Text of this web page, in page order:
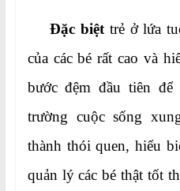
Đặc biệttrẻ ở lứa
của các bé rất cao và
bước đệm đầu tiên
trường cuộc sống
thành thói quen, hiểu
quản lý các bé thật tốt